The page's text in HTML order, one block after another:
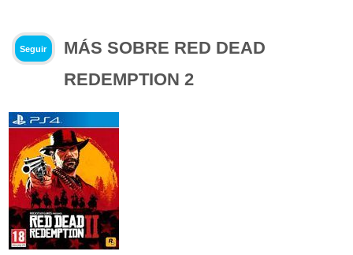
Seguir
MÁS SOBRE RED DEAD
REDEMPTION 2